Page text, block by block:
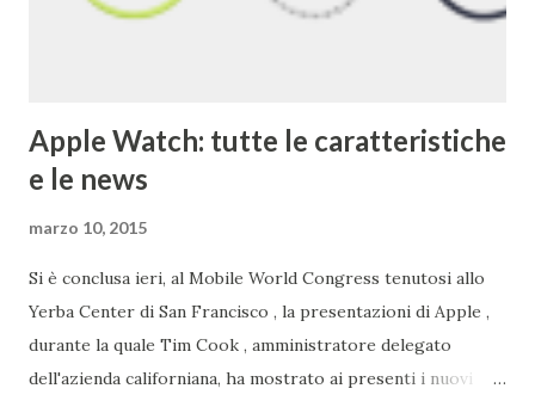
weekend non erano in ufficio. 4) Il primo chef assunto ...
Apple Watch: tutte le caratteristiche
e le news
marzo 10, 2015
Si è conclusa ieri, al Mobile World Congress tenutosi allo
Yerba Center di San Francisco , la presentazioni di Apple ,
durante la quale Tim Cook , amministratore delegato
dell'azienda californiana, ha mostrato ai presenti i nuovi